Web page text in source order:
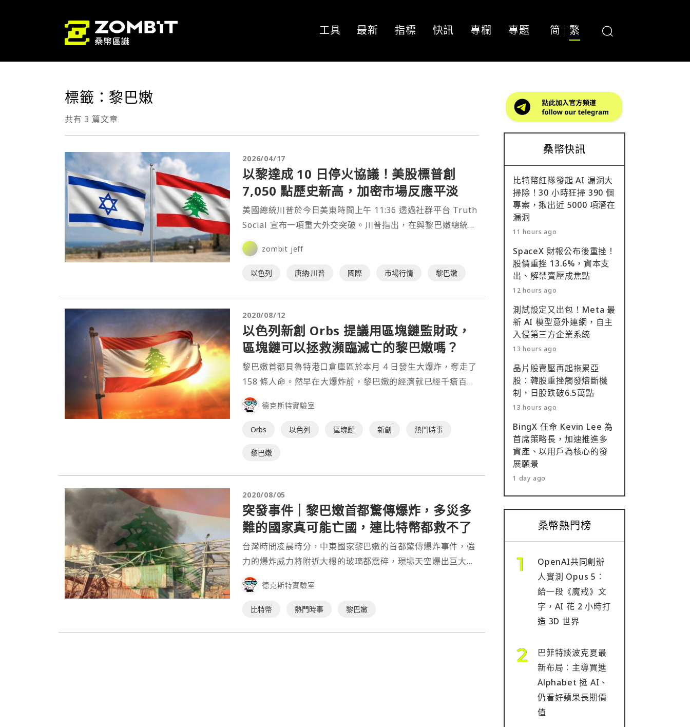
工具 最新 指標 快訊 專欄 專題 简 繁
標籤：黎巴嫩
共有 3 篇文章
2026/04/17
以黎達成 10 日停火協議！美股標普創
7,050 點歷史新高，加密市場反應平淡
美國總統川普於今日美東時間上午 11:36 透過社群平台 Truth
Social 宣布一項重大外交突破。川普指出，在與黎巴嫩總統奧
恩（Joseph Aoun）及以⋯
zombit jeff
以色列 唐納·川普 國際 市場行情 黎巴嫩
2020/08/12
以色列新創 Orbs 提議用區塊鏈監財政，
區塊鏈可以拯救瀕臨滅亡的黎巴嫩嗎？
黎巴嫩首都貝魯特港口倉庫區於本月 4 日發生大爆炸，奪走了
158 條人命。然早在大爆炸前，黎巴嫩的經濟就已經千瘡百
孔，更因為外匯債務違約爆發財務危機。今年五月和世界貨幣
基金組織（IMF）協商紓困，但因缺乏改革導致談判卡關。 以
色列區塊鏈新創 Or⋯
德克斯特實驗室
Orbs 以色列 區塊鏈 新創 熱門時事
黎巴嫩
2020/08/05
突發事件｜黎巴嫩首都驚傳爆炸，多災多
難的國家真可能亡國，連比特幣都救不了
台灣時間凌晨時分，中東國家黎巴嫩的首都驚傳爆炸事件，強
力的爆炸威力將附近大樓的玻璃都震碎，現場天空爆出巨大的
紅色蘑菇雲，濃濃黑煙直竄天際，爆炸威力可見一斑。 根據英
國媒體《衛報》的報導，爆炸地點在貝魯特港口附近，黎巴嫩
的衛生部長表示，事發原因是有艘⋯
德克斯特實驗室
比特幣 熱門時事 黎巴嫩
桑幣快訊
比特幣紅隊發起 AI 漏洞大
掃除！30 小時狂掃 390 個
專案，揪出近 5000 項潛在
漏洞
11 hours ago
SpaceX 財報公布後重挫！
股價重挫 13.6%，資本支
出、解禁賣壓成焦點
12 hours ago
測試設定又出包！Meta 最
新 AI 模型意外連網，自主
入侵第三方企業系統
13 hours ago
晶片股賣壓再起拖累亞
股：韓股重挫觸發熔斷機
制，日股跌破6.5萬點
13 hours ago
BingX 任命 Kevin Lee 為
首席策略長，加速推進多
資產、以用戶為核心的發
展願景
1 day ago
桑幣熱門榜
OpenAI共同創辦
人實測 Opus 5：
給一段《魔戒》文
字，AI 花 2 小時打
造 3D 世界
巴菲特談波克夏最
新布局：主導買進
Alphabet 挺 AI、
仍看好蘋果長期價
值